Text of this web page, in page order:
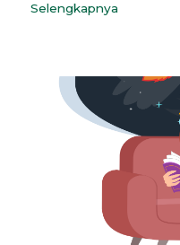
Selengkapnya